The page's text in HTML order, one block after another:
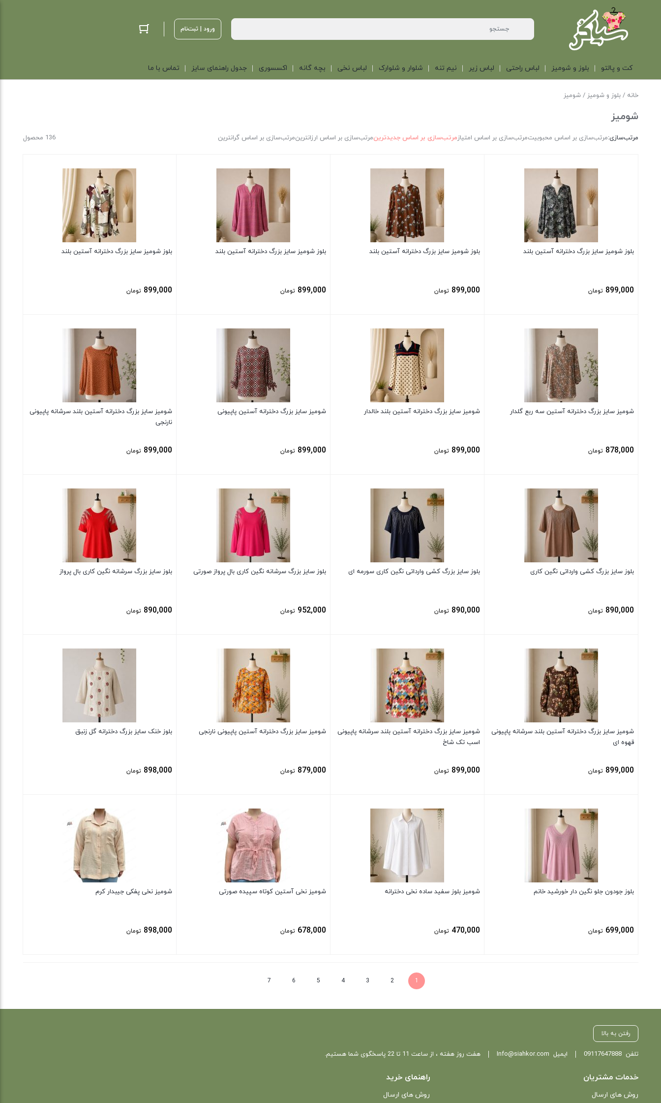
ورود | ثبت‌نام
کت و پالتو بلوز و شومیز لباس راحتی لباس زیر نیم تنه شلوار و شلوارک لباس نخی بچه گانه اکسسوری جدول راهنمای سایز تماس با ما
خانه /بلوز و شومیز / شومیز
شومیز
136 محصول مرتب‌سازی:مرتب‌سازی بر اساس محبوبیتمرتب‌سازی بر اساس امتیازمرتب‌سازی بر اساس جدیدترینمرتب‌سازی بر اساس ارزانترینمرتب‌سازی بر اساس گرانترین
بلوز شومیز سایز بزرگ دخترانه آستین بلند
899,000 تومان
بلوز شومیز سایز بزرگ دخترانه آستین بلند
899,000 تومان
بلوز شومیز سایز بزرگ دخترانه آستین بلند
899,000 تومان
بلوز شومیز سایز بزرگ دخترانه آستین بلند
899,000 تومان
شومیز سایز بزرگ دخترانه آستین سه ربع گلدار
878,000 تومان
شومیز سایز بزرگ دخترانه آستین بلند خالدار
899,000 تومان
شومیز سایز بزرگ دخترانه آستین پاپیونی
899,000 تومان
شومیز سایز بزرگ دخترانه آستین بلند سرشانه پاپیونی
نارنجی
899,000 تومان
بلوز سایز بزرگ کشی وارداتی نگین کاری
890,000 تومان
بلوز سایز بزرگ کشی وارداتی نگین کاری سورمه ای
890,000 تومان
بلوز سایز بزرگ سرشانه نگین کاری بال پرواز صورتی
952,000 تومان
بلوز سایز بزرگ سرشانه نگین کاری بال پرواز
890,000 تومان
شومیز سایز بزرگ دخترانه آستین بلند سرشانه پاپیونی
قهوه ای
899,000 تومان
شومیز سایز بزرگ دخترانه آستین بلند سرشانه پاپیونی
اسب تک شاخ
899,000 تومان
شومیز سایز بزرگ دخترانه آستین پاپیونی نارنجی
879,000 تومان
بلوز خنک سایز بزرگ دخترانه گل زنبق
898,000 تومان
بلوز جودون جلو نگین دار خورشید خانم
699,000 تومان
شومیز بلوز سفید ساده نخی دخترانه
470,000 تومان
شومیز نخی آستین کوتاه سپیده صورتی
678,000 تومان
شومیز نخی پفکی جیبدار کرم
898,000 تومان
1
2
3
4
5
6
7
رفتن به بالا
تلفن09117647888 ایمیل Info@siahkor.com هفت روز هفته ، از ساعت 11 تا 22 پاسخگوی شما هستیم.
خدمات مشتریان
روش های ارسال
راهنمای خرید
روش های ارسال